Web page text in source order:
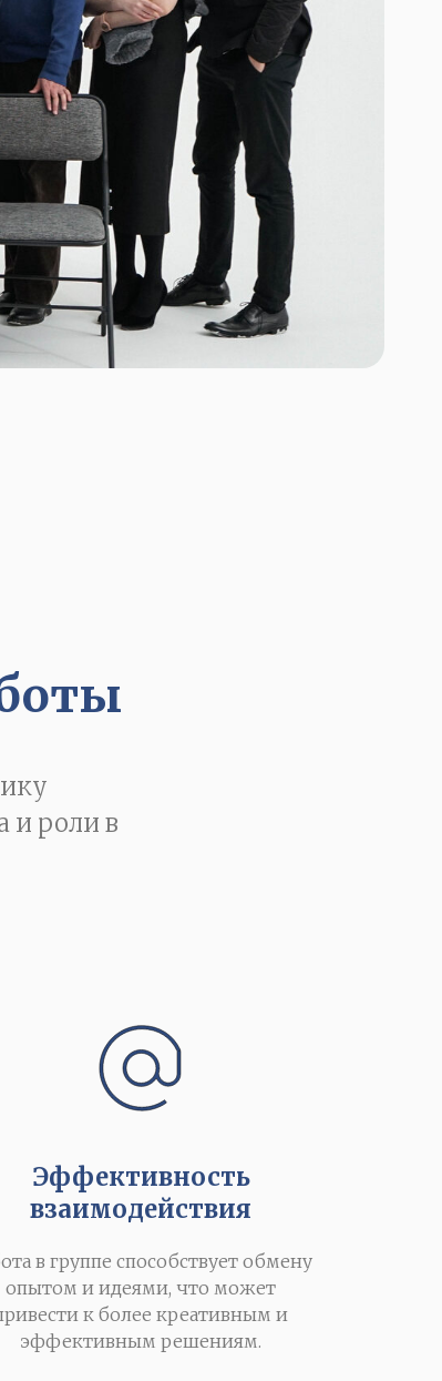
и роли в
Эффективность
взаимодействия
в группе способствует обмену
опытом и идеями, что может
к более креативным и
эффективным решениям.